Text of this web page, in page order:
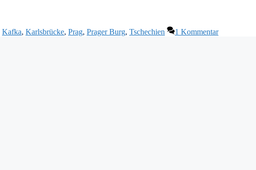
Kafka, Karlsbrücke, Prag, Prager Burg, Tschechien
1 Kommentar